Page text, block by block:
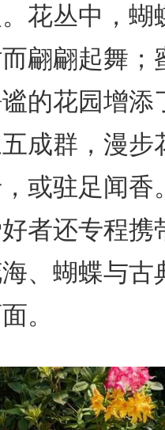
花丛中，蝴
翩翩起舞；
的花园增添
成群，漫步
或驻足闻香
者还专程携
、蝴蝶与古
。